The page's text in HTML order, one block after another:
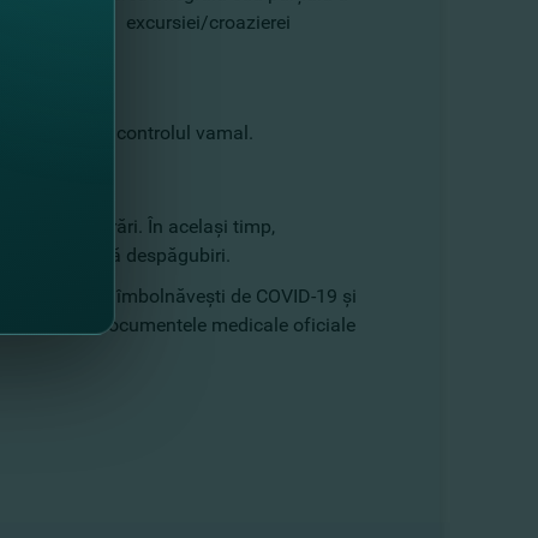
excursiei/croazierei
fi solicitat la controlul vamal.
de asigurări. În același timp,
se solicită despăgubiri.
dar te îmbolnăvești de COVID-19 și
documentele medicale oficiale